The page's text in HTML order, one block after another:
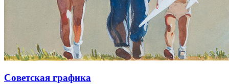
Советская графика